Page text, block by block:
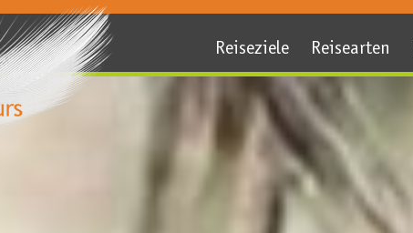
Reiseziele Reisearten